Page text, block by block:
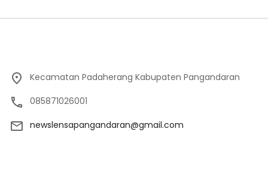
Kecamatan Padaherang Kabupaten Pangandaran
085871026001
newslensapangandaran@gmail.com